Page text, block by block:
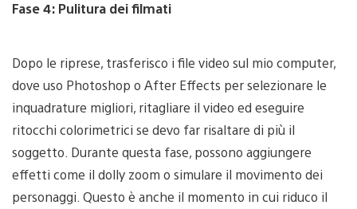
Fase 4: Pulitura dei filmati
Dopo le riprese, trasferisco i file video sul mio computer,
dove uso Photoshop o After Effects per selezionare le
inquadrature migliori, ritagliare il video ed eseguire
ritocchi colorimetrici se devo far risaltare di più il
soggetto. Durante questa fase, possono aggiungere
effetti come il dolly zoom o simulare il movimento dei
personaggi. Questo è anche il momento in cui riduco il